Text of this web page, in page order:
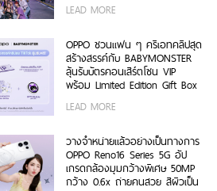
Dance พร้อมโปรโมชันสุดเอ็กซ์คลู
LEAD MORE
OPPO ชวนแฟน ๆ ครีเอทคลิปสุด
สร้างสรรค์กับ BABYMONSTER
ลุ้นรับบัตรคอนเสิร์ตโซน VIP
พร้อม Limited Edition Gift Box
6 ก.ค. – 17 ส.ค. 2569 เท่านั้น
LEAD MORE
วางจำหน่ายแล้วอย่างเป็นทางการ
OPPO Reno16 Series 5G อัป
เกรดกล้องมุมกว้างพิเศษ 50MP
กว้าง 0.6x ถ่ายคนสวย สีผิวเป็น